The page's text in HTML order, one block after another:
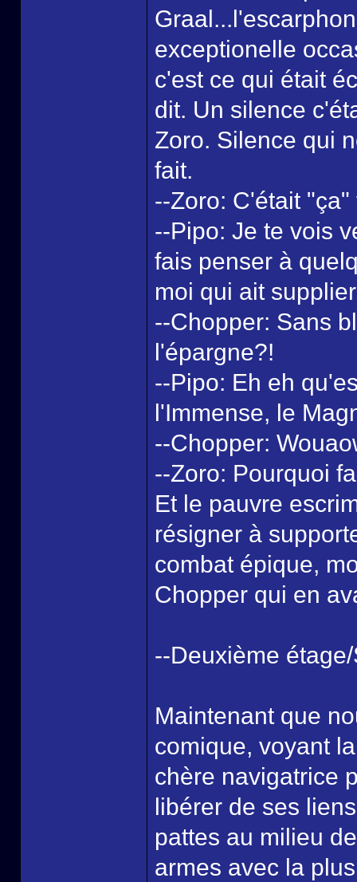
exceptionelle
c'est ce qui était
dit. Un silence
Zoro. Silence qui
fait.
--Zoro: C'était
--Pipo: Je te vois
fais penser à
moi qui ait
--Chopper: Sans
l'épargne?!
--Pipo: Eh eh
l'Immense, le
--Chopper:
--Zoro: Pourquoi
Et le pauvre
résigner à
combat épique,
Chopper qui en
--Deuxième
Maintenant que
comique, voyant
chère navigatrice
libérer de ses
pattes au milieu
armes avec la